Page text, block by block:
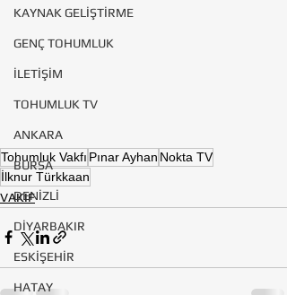
KAYNAK GELİŞTİRME
GENÇ TOHUMLUK
İLETİŞİM
TOHUMLUK TV
ANKARA
BURSA
DENİZLİ
DİYARBAKIR
ESKİŞEHİR
HATAY
Tohumluk Vakfı Pınar Ayhan Nokta TV
İlknur Türkkaan
VAKIF